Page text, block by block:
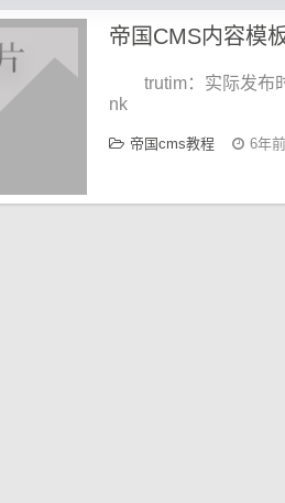
帝国CMS内容模
trutim：实际发布
nk
帝国cms教程 6年前